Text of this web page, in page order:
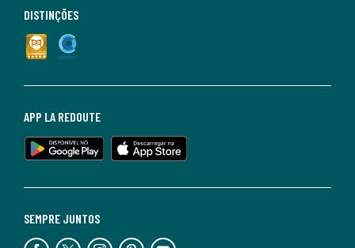
SEMPRE JUNTOS
APP LA REDOUTE
DISTINÇÕES